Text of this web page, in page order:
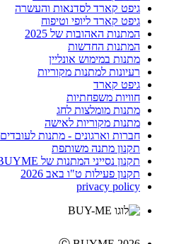
גיפט קארד לסדנאות והעשרה
גיפט קארד ליופי וטיפוח
המתנות האהובות של 2025
המתנות החדשות
מתנות במימוש אונליין
רעיונות למתנות מקוריות
גיפט קארד
חוויות משפחתיות
מתנות מומלצות לחג
מתנות מקוריות לאישה
חברות וארגונים - מתנות לעובדים
תקנון מתנה משותפת
תקנון נסייני המתנות של BUYME
תקנון פעילות ט"ו באב 2026
privacy policy